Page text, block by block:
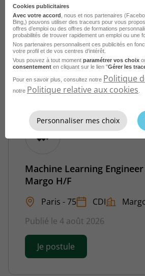
Grand Est CDD
Publié le 4 août 2026
Je postule
Machine Learning
Margo H/F
Paris - 75 CDI
Publié le 4 août 2026
Je postule
Cookies publicitaires
Avec votre accord , nous et nos partenaires
Bing,) pouvons utiliser des traceurs pour vous
offres d’emploi ou des offres de formations
probabilités de trouver rapidement un emploi ou une
Nos partenaires personnalisent ces publicités en
votre profil et de vos centres d’intérêt.
Vous pouvez à tout moment paramétrer vos choix
consentement en cliquant sur le lien "Gérer les
Pour en savoir plus, consultez notre Politique
notre Politique relative aux cookies
Personnaliser mes choix